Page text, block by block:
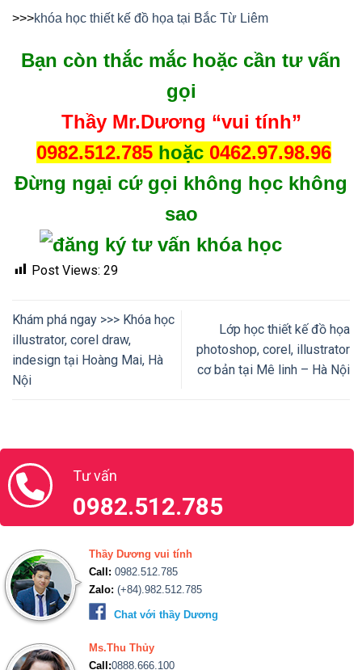
>>>khóa học thiết kế đồ họa tại Bắc Từ Liêm
Bạn còn thắc mắc hoặc cần tư vấn
gọi
Thầy Mr.Dương “vui tính”
0982.512.785 hoặc 0462.97.98.96
Đừng ngại cứ gọi không học không
sao
Post Views: 29
Khám phá ngay >>> Khóa học
illustrator, corel draw,
indesign tại Hoàng Mai, Hà
Nội
Lớp học thiết kế đồ họa
photoshop, corel, illustrator
cơ bản tại Mê linh – Hà Nội
Tư vấn
0982.512.785
Thầy Dương vui tính
Call: 0982.512.785
Zalo: (+84).982.512.785
Chat với thầy Dương
Ms.Thu Thủy
Call:0888.666.100